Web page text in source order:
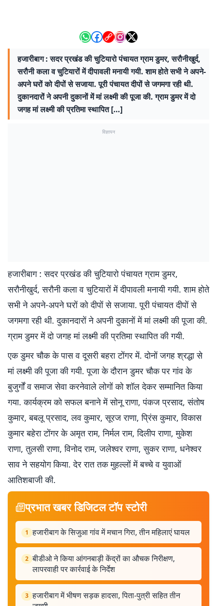
हजारीबाग : सदर प्रखंड की चुटियारो पंचायत ग्राम डुमर, सरौनीखुर्द,
सरौनी कला व चुटियारों में दीपावली मनायी गयी. शाम होते सभी ने अपने-
अपने घरों को दीपों से सजाया. पूरी पंचायत दीपों से जगमगा रही थी.
दुकानदारों ने अपनी दुकानों में मां लक्ष्मी की पूजा की. ग्राम डुमर में दो
जगह मां लक्ष्मी की प्रतिमा स्थापित […]
विज्ञापन
हजारीबाग : सदर प्रखंड की चुटियारो पंचायत ग्राम डुमर,
सरौनीखुर्द, सरौनी कला व चुटियारों में दीपावली मनायी गयी. शाम होते
सभी ने अपने-अपने घरों को दीपों से सजाया. पूरी पंचायत दीपों से
जगमगा रही थी. दुकानदारों ने अपनी दुकानों में मां लक्ष्मी की पूजा की.
ग्राम डुमर में दो जगह मां लक्ष्मी की प्रतिमा स्थापित की गयी.
एक डुमर चौक के पास व दूसरी बहरा टोंगर में. दोनों जगह श्रद्धा से
मां लक्ष्मी की पूजा की गयी. पूजा के दौरान डुमर चौक पर गांव के
बुजुर्गों व समाज सेवा करनेवाले लोगों को शॉल देकर सम्मानित किया
गया. कार्यक्रम को सफल बनाने में सोनू राणा, पंकज प्रसाद, संतोष
कुमार, बबलू प्रसाद, लव कुमार, सूरज राणा, प्रिंस कुमार, विकास
कुमार बहेरा टोंगर के अमृत राम, निर्मल राम, दिलीप राणा, मुकेश
राणा, तुलसी राणा, विनोद राम, जलेश्वर राणा, सुकर राणा, धनेश्वर
साव ने सहयोग किया. देर रात तक मुहल्लों में बच्चे व युवाओं
आतिशबाजी की.
प्रभात खबर डिजिटल टॉप स्टोरी
1 हजारीबाग के सिजुआ गांव में मचान गिरा, तीन महिलाएं घायल
2 बीडीओ ने किया आंगनबाड़ी केंद्रों का औचक निरीक्षण,
लापरवाही पर कार्रवाई के निर्देश
3 हजारीबाग में भीषण सड़क हादसा, पिता-पुत्री सहित तीन